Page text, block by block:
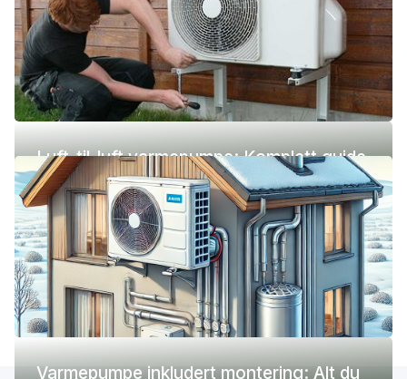
Luft-til-luft varmepumpe: Komplett guide
(pris, fordeler og ulemper)
Varmepumpe inkludert montering: Alt du